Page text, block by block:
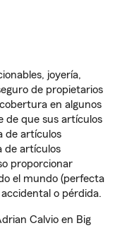
joyería,
de propietarios
en algunos
de que sus artículos
de artículos
de artículos
proporcionar
el mundo (perfecta
o pérdida.
Calvio en Big